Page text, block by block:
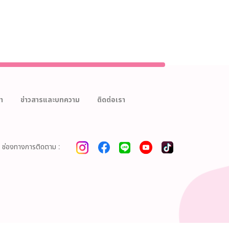
ข่าวสารและบทความ ติดต่อเรา
ช่องทางการติดตาม :